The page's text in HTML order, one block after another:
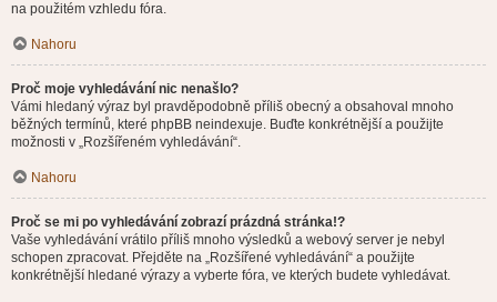
na použitém vzhledu fóra.
Nahoru
Proč moje vyhledávání nic nenašlo?
Vámi hledaný výraz byl pravděpodobně příliš obecný a obsahoval mnoho
běžných termínů, které phpBB neindexuje. Buďte konkrétnější a použijte
možnosti v „Rozšířeném vyhledávání“.
Nahoru
Proč se mi po vyhledávání zobrazí prázdná stránka!?
Vaše vyhledávání vrátilo příliš mnoho výsledků a webový server je nebyl
schopen zpracovat. Přejděte na „Rozšířené vyhledávání“ a použijte
konkrétnější hledané výrazy a vyberte fóra, ve kterých budete vyhledávat.